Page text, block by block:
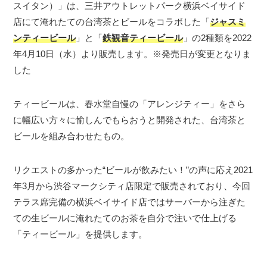
スイタン）」は、三井アウトレットパーク横浜ベイサイド
店にて淹れたての台湾茶とビールをコラボした「ジャスミ
ンティービール」と「鉄観音ティービール」の2種類を2022
年4月10日（水）より販売します。※発売日が変更となりま
した
ティービールは、春水堂自慢の「アレンジティー」をさら
に幅広い方々に愉しんでもらおうと開発された、台湾茶と
ビールを組み合わせたもの。
リクエストの多かった“ビールが飲みたい！”の声に応え2021
年3月から渋谷マークシティ店限定で販売されており、今回
テラス席完備の横浜ベイサイド店ではサーバーから注ぎた
ての生ビールに淹れたてのお茶を自分で注いで仕上げる
「ティービール」を提供します。